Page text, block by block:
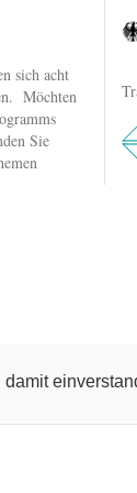
sich acht
Möchten
Sie